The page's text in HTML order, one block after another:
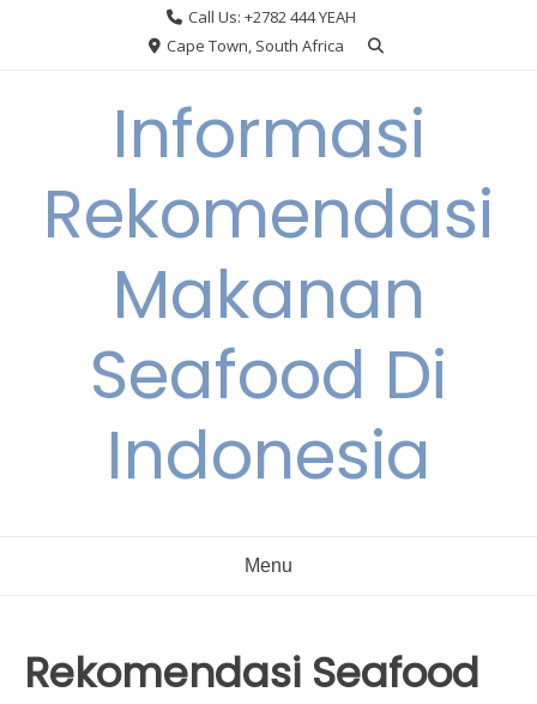
Call Us: +2782 444 YEAH
Cape Town, South Africa
Informasi
Rekomendasi
Makanan
Seafood Di
Indonesia
Menu
Rekomendasi Seafood